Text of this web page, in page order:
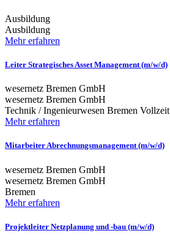
Ausbildung
Ausbildung
Mehr erfahren
Leiter Strategisches Asset Management (m/w/d)
wesernetz Bremen GmbH
wesernetz Bremen GmbH
Technik / Ingenieurwesen Bremen Vollzeit
Mehr erfahren
Mitarbeiter Abrechnungsmanagement (m/w/d)
wesernetz Bremen GmbH
wesernetz Bremen GmbH
Bremen
Mehr erfahren
Projektleiter Netzplanung und -bau (m/w/d)